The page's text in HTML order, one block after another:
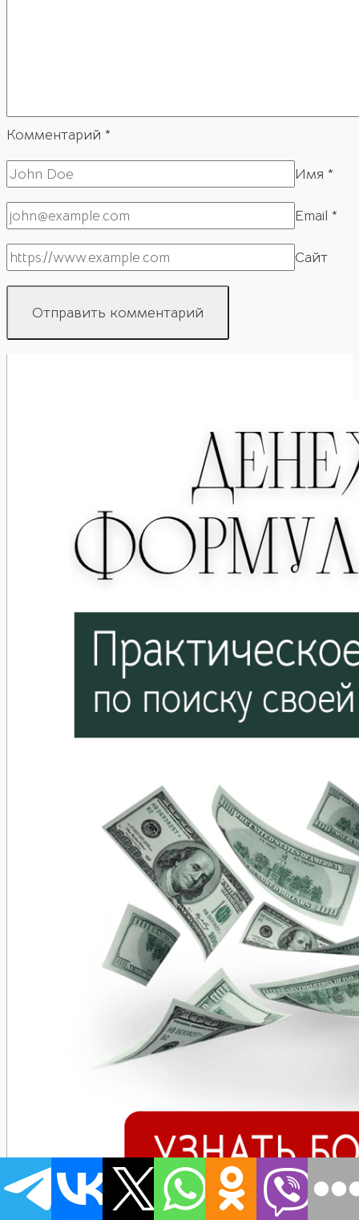
Комментарий *
Имя *
Email *
Сайт